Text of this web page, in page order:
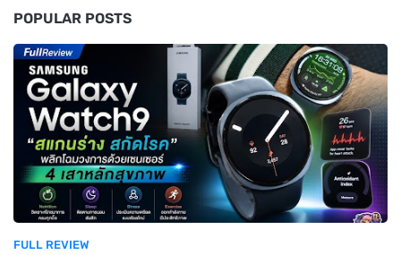
POPULAR POSTS
FULL REVIEW